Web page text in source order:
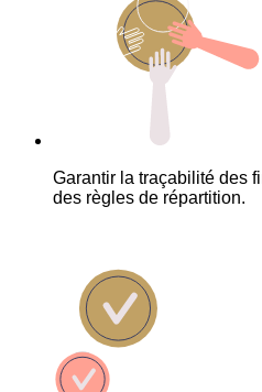
Garantir la traçabilité des
des règles de répartition.